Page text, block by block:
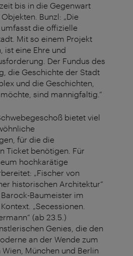
bis in die Gegenwart
Bunzl: „Die
die offizielle
Mit so einem Projekt
ist eine Ehre und
Der Fundus des
die Geschichte der Stadt
und die Geschichten,
sind mannigfaltig.“
bietet viel
für die die
Ticket benötigen. Für
hochkarätige
„Fischer von
historischen Architektur“
Baumeister im
„Secessionen.
(ab 23.5.)
Genies, die den
an der Wende zum
München und Berlin